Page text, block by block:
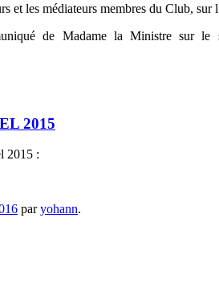
et les médiateurs membres du Club,
de Madame la Ministre sur
2015
2015 :
paryohann.